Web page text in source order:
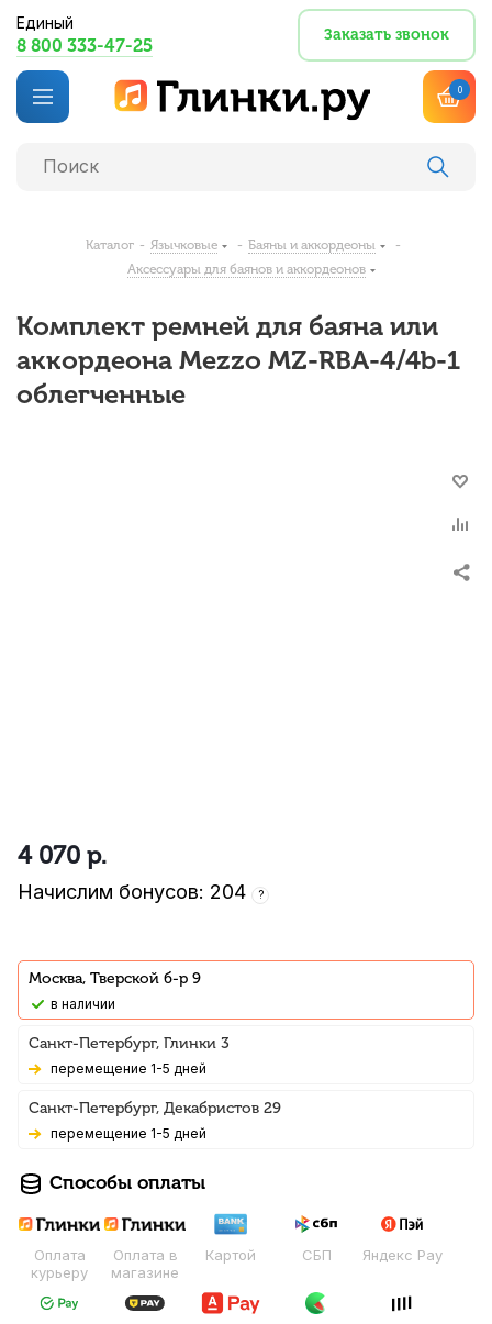
Единый
8 800 333-47-25
Заказать звонок
0
Каталог - Язычковые - Баяны и аккордеоны
-
Аксессуары для баянов и аккордеонов
Комплект ремней для баяна или
аккордеона Mezzo MZ-RBA-4/4b-1
облегченные
4 070 р.
Начислим бонусов: 204 ?
Москва, Тверской б-р 9
В наличии
Санкт-Петербург, Глинки 3
Перемещение 1-5 дней
Санкт-Петербург, Декабристов 29
Перемещение 1-5 дней
Способы оплаты
Оплата
курьеру
Оплата в
магазине
Картой СБП Яндекс Pay